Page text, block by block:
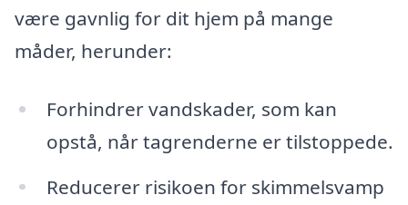
være gavnlig for dit hjem på mange
måder, herunder:
Forhindrer vandskader, som kan
opstå, når tagrenderne er tilstoppede.
Reducerer risikoen for skimmelsvamp